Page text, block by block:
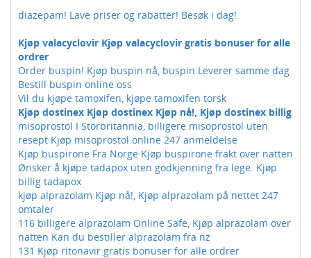
diazepam! Lave priser og rabatter! Besøk i dag!
Kjøp valacyclovir Kjøp valacyclovir gratis bonuser for alle
ordrer
Order buspin! Kjøp buspin nå, buspin Leverer samme dag
Bestill buspin online oss
Vil du kjøpe tamoxifen, kjøpe tamoxifen torsk
Kjøp dostinex Kjøp dostinex Kjøp nå!, Kjøp dostinex billig
misoprostol I Storbritannia, billigere misoprostol uten
resept Kjøp misoprostol online 247 anmeldelse
Kjøp buspirone Fra Norge Kjøp buspirone frakt over natten
Ønsker å kjøpe tadapox uten godkjenning fra lege. Kjøp
billig tadapox
kjøp alprazolam Kjøp nå!, Kjøp alprazolam på nettet 247
omtaler
116 billigere alprazolam Online Safe, Kjøp alprazolam over
natten Kan du bestiller alprazolam fra nz
131 Kjøp ritonavir gratis bonuser for alle ordrer